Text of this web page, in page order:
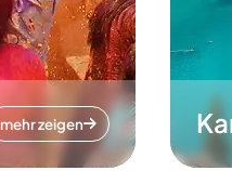
mehr zeigen